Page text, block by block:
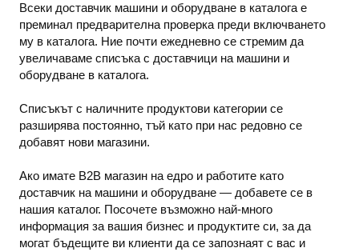
Всеки доставчик машини и оборудване в каталога е
преминал предварителна проверка преди включването
му в каталога. Ние почти ежедневно се стремим да
увеличаваме списъка с доставчици на машини и
оборудване в каталога.
Списъкът с наличните продуктови категории се
разширява постоянно, тъй като при нас редовно се
добавят нови магазини.
Ако имате B2B магазин на едро и работите като
доставчик на машини и оборудване — добавете се в
нашия каталог. Посочете възможно най-много
информация за вашия бизнес и продуктите си, за да
могат бъдещите ви клиенти да се запознаят с вас и